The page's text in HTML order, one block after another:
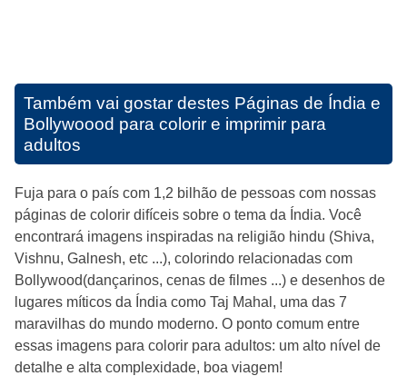
Também vai gostar destes Páginas de Índia e
Bollywoood para colorir e imprimir para
adultos
Fuja para o país com 1,2 bilhão de pessoas com nossas
páginas de colorir difíceis sobre o tema da Índia. Você
encontrará imagens inspiradas na religião hindu (Shiva,
Vishnu, Galnesh, etc ...), colorindo relacionadas com
Bollywood(dançarinos, cenas de filmes ...) e desenhos de
lugares míticos da Índia como Taj Mahal, uma das 7
maravilhas do mundo moderno. O ponto comum entre
essas imagens para colorir para adultos: um alto nível de
detalhe e alta complexidade, boa viagem!